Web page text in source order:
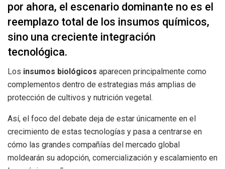
por ahora, el escenario dominante no es el
reemplazo total de los insumos químicos,
sino una creciente integración
tecnológica.
Los insumos biológicos aparecen principalmente como
complementos dentro de estrategias más amplias de
protección de cultivos y nutrición vegetal.
Así, el foco del debate deja de estar únicamente en el
crecimiento de estas tecnologías y pasa a centrarse en
cómo las grandes compañías del mercado global
moldearán su adopción, comercialización y escalamiento en